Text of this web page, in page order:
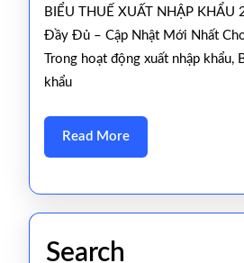
2026
BIỂU THUẾ XUẤT NHẬP KHẨU 2026 File Tra Cứu
Đầy Đủ – Cập Nhật Mới Nhất
Trong hoạt động xuất nhập khẩu,
khẩu
Read MoreRead
More
Search